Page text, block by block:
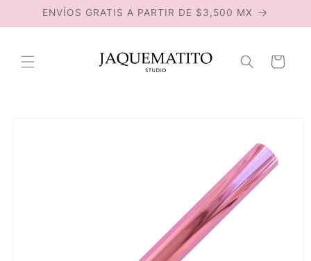
directamente
al contenido
ENVÍOS GRATIS A PARTIR DE $3,500 MX
Carrito